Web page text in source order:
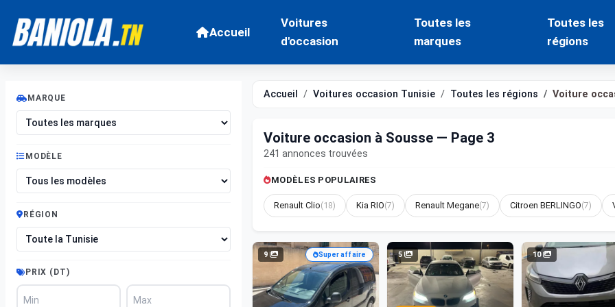
Accueil
Voitures
d'occasion
Toutes les
marques
Toutes les
régions
MARQUE
MODÈLE
RÉGION
PRIX (DT)
Accueil Voitures occasion Tunisie Toutes les régions Voiture
Voiture occasion à Sousse — Page 3
241 annonces trouvées
MODÈLES POPULAIRES
Renault Clio(18) Kia RIO(7) Renault Megane(7) Citroen BERLINGO(7)
9 Super affaire 5 10